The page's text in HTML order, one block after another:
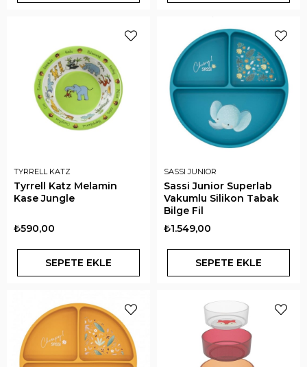
TYRRELL KATZ
Tyrrell Katz Melamin
Kase Jungle
₺590,00
SEPETE EKLE
SASSI JUNIOR
Sassi Junior Superlab
Vakumlu Silikon Tabak
Bilge Fil
₺1.549,00
SEPETE EKLE